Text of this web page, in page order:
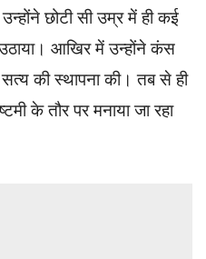
छोटी सी उम्र में ही कई
उठाया। आखिर में उन्होंने कंस
की स्थापना की। तब से ही
के तौर पर मनाया जा रहा